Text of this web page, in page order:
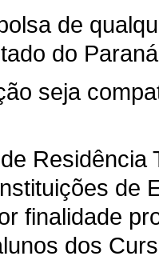
de
do
seja
Residência
de
finalidade
dos